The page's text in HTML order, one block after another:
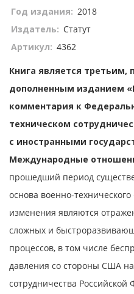
Год издания: 2018
Издатель: Статут
Артикул: 4362
Книга является третьим,
дополненным изданием
комментария к
техническом
с иностранными
Международные
прошедший период
основа военно-
изменения являются
сложных и
процессов, в том числе
давления со стороны США
сотрудничества